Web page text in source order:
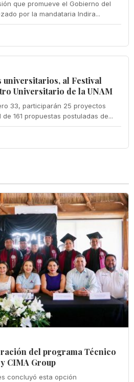
que promueve el Gobierno del
por la mandataria Indira...
al Festival
Universitario de la UNAM
33, participarán 25 proyectos
161 propuestas postuladas de...
del programa Técnico
CIMA Group
concluyó esta opción